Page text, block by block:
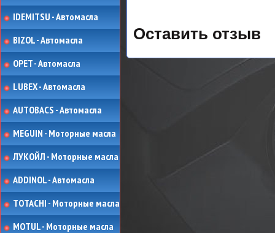
IDEMITSU - Автомасла
BIZOL - Автомасла
OPET - Автомасла
LUBEX - Автомасла
AUTOBACS - Автомасла
MEGUIN - Моторные масла
ЛУКОЙЛ - Моторные масла
ADDINOL - Автомасла
TOTACHI - Моторные масла
MOTUL - Моторные масла
Оставить отзыв